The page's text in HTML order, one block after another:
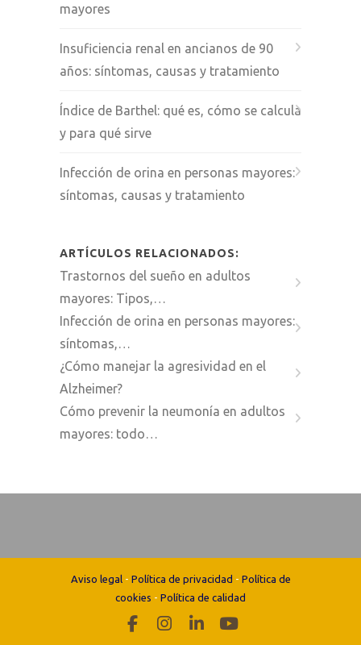
mayores
Insuficiencia renal en ancianos de 90
años: síntomas, causas y tratamiento
Índice de Barthel: qué es, cómo se calcula
y para qué sirve
Infección de orina en personas mayores:
síntomas, causas y tratamiento
ARTÍCULOS RELACIONADOS:
Trastornos del sueño en adultos
mayores: Tipos,…
Infección de orina en personas mayores:
síntomas,…
¿Cómo manejar la agresividad en el
Alzheimer?
Cómo prevenir la neumonía en adultos
mayores: todo…
Aviso legal- Política de privacidad - Política de
cookies - Política de calidad